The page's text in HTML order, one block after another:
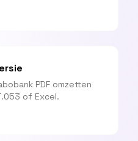
PDF omzetten
of Excel.